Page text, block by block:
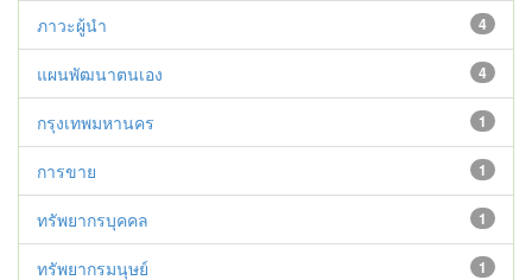
4
ภาวะผู้นำ
4
แผนพัฒนาตนเอง
1
กรุงเทพมหานคร
1
การขาย
1
ทรัพยากรบุคคล
1
ทรัพยากรมนุษย์